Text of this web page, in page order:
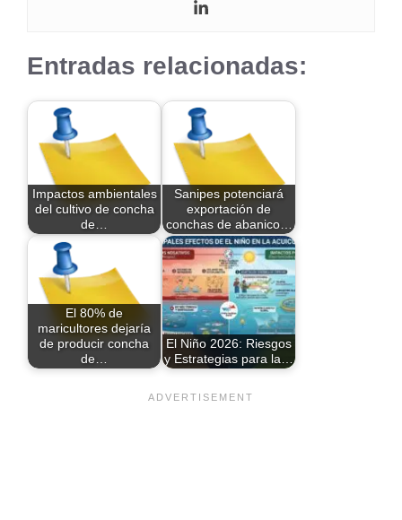
Entradas relacionadas:
Impactos ambientales
del cultivo de concha
de…
Sanipes potenciará
exportación de
conchas de abanico…
El 80% de
maricultores dejaría
de producir concha
de…
El Niño 2026: Riesgos
y Estrategias para la…